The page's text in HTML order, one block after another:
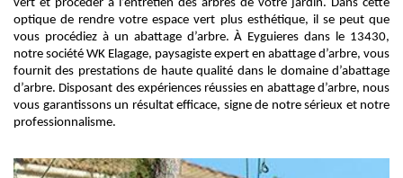
vert et procéder à l’entretien des arbres de votre jardin. Dans cette
optique de rendre votre espace vert plus esthétique, il se peut que
vous procédiez à un abattage d’arbre. À Eyguieres dans le 13430,
notre société WK Elagage, paysagiste expert en abattage d’arbre, vous
fournit des prestations de haute qualité dans le domaine d’abattage
d’arbre. Disposant des expériences réussies en abattage d’arbre, nous
vous garantissons un résultat efficace, signe de notre sérieux et notre
professionnalisme.